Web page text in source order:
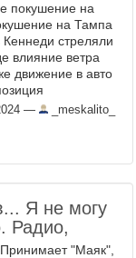
покушение на
на Тампа
стреляли
влияние ветра
движение в авто
напротив по
— _meskalito_
Я не могу
Радио,
"Маяк",